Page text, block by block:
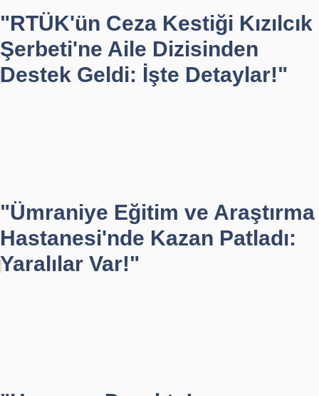
"RTÜK'ün Ceza Kestiği Kızılcık
Şerbeti'ne Aile Dizisinden
Destek Geldi: İşte Detaylar!"
"Ümraniye Eğitim ve Araştırma
Hastanesi'nde Kazan Patladı:
Yaralılar Var!"